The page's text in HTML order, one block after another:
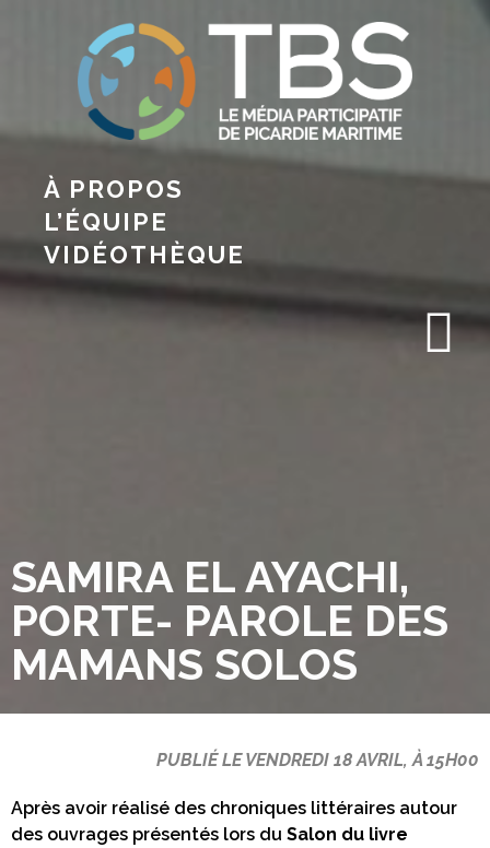
À PROPOS
L’ÉQUIPE
VIDÉOTHÈQUE
SAMIRA EL AYACHI,
PORTE- PAROLE DES
MAMANS SOLOS
PUBLIÉ LE VENDREDI 18 AVRIL, À 15H00
Après avoir réalisé des chroniques littéraires autour
des ouvrages présentés lors du Salon du livre